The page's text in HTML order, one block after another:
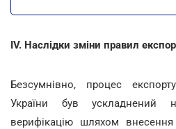
IV. Наслідки зміни правил
Безсумнівно, процес
України був ускладнений
верифікацію шляхом внесення